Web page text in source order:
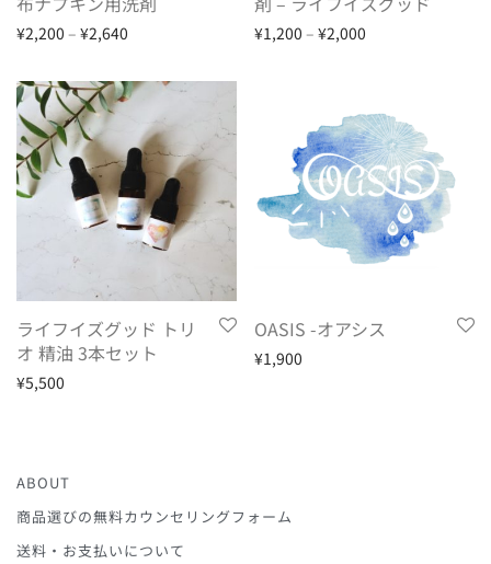
¥2,200 – ¥2,640 ¥1,200 – ¥2,000
ライフイズグッド トリ
オ 精油 3本セット
¥5,500
OASIS -オアシス
¥1,900
ABOUT
商品選びの無料カウンセリングフォーム
送料・お支払いについて